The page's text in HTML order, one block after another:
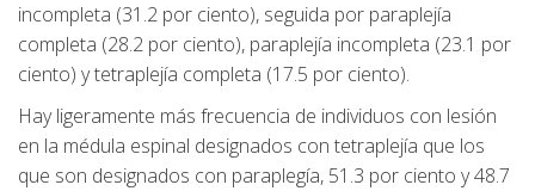
incompleta (31.2 por ciento), seguida por paraplejía
completa (28.2 por ciento), paraplejía incompleta (23.1 por
ciento) y tetraplejía completa (17.5 por ciento).
Hay ligeramente más frecuencia de individuos con lesión
en la médula espinal designados con tetraplejía que los
que son designados con paraplegía, 51.3 por ciento y 48.7